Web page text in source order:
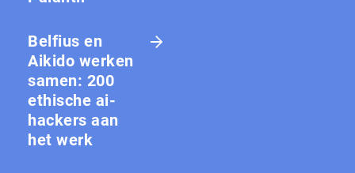
Belfius en
Aikido werken
samen: 200
ethische ai-
hackers aan
het werk